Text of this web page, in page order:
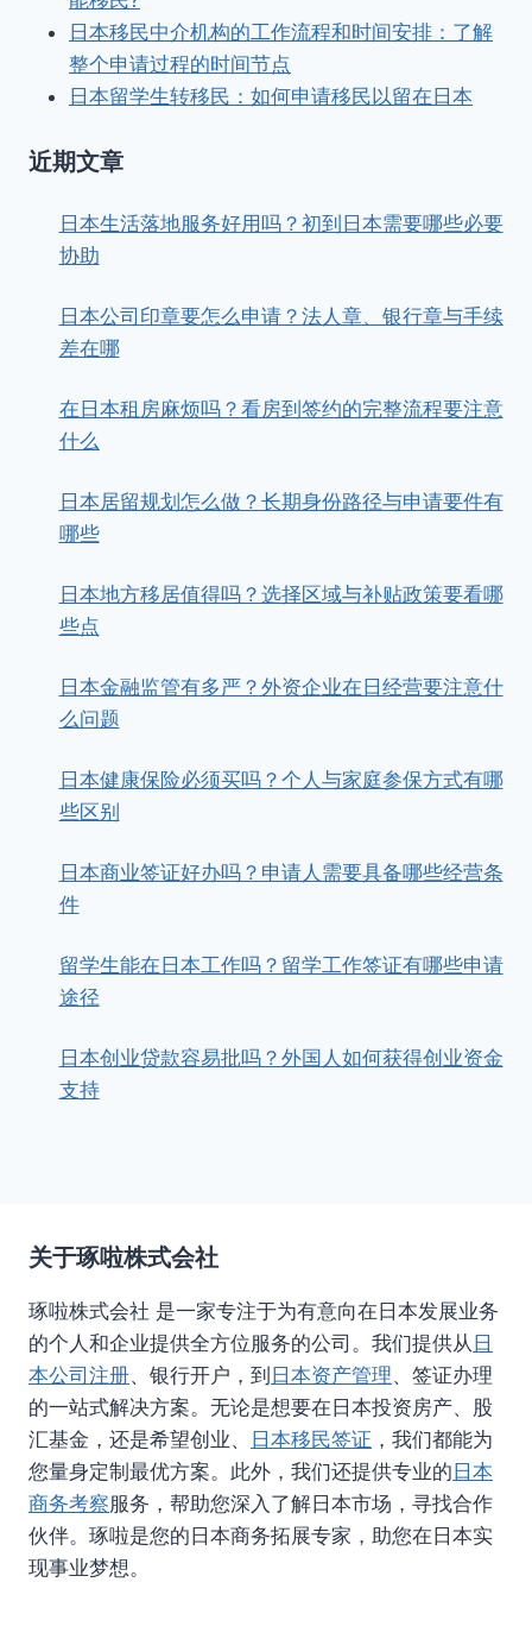
日本移民中介机构的工作流程和时间安排：了解
整个申请过程的时间节点
日本留学生转移民：如何申请移民以留在日本
近期文章
日本生活落地服务好用吗？初到日本需要哪些必要
协助
日本公司印章要怎么申请？法人章、银行章与手续
差在哪
在日本租房麻烦吗？看房到签约的完整流程要注意
什么
日本居留规划怎么做？长期身份路径与申请要件有
哪些
日本地方移居值得吗？选择区域与补贴政策要看哪
些点
日本金融监管有多严？外资企业在日经营要注意什
么问题
日本健康保险必须买吗？个人与家庭参保方式有哪
些区别
日本商业签证好办吗？申请人需要具备哪些经营条
件
留学生能在日本工作吗？留学工作签证有哪些申请
途径
日本创业贷款容易批吗？外国人如何获得创业资金
支持
关于琢啦株式会社
琢啦株式会社 是一家专注于为有意向在日本发展业务
的个人和企业提供全方位服务的公司。我们提供从 日
本公司注册、银行开户，到日本资产管理、签证办理
的一站式解决方案。无论是想要在日本投资房产、股
汇基金，还是希望创业、 日本移民签证 ，我们都能为
您量身定制最优方案。此外，我们还提供专业的日本
商务考察服务，帮助您深入了解日本市场，寻找合作
伙伴。琢啦是您的日本商务拓展专家，助您在日本实
现事业梦想。